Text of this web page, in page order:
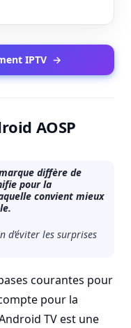
IPTV →
AOSP
diffère de
pour la
convient mieux
d’éviter les surprises
courantes pour
pour la
TV est une